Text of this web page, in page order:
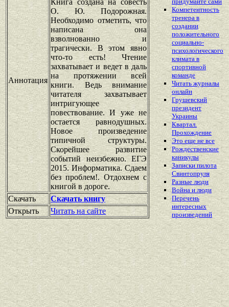
Аннотация
О. Ю. Подорожная.
Необходимо отметить, что
написана она
взволнованно и
трагически. В этом явно
что-то есть! Чтение
захватывает и ведет в даль
на протяжении всей
книги. Ведь внимание
читателя захватывает
интригующее
повествование. И уже не
остается равнодушных.
Новое произведение
типичной структуры.
Скорейшее развитие
событий неизбежно. ЕГЭ
2015. Информатика. Сдаем
без проблем!. Отдохнем с
книгой в дороге.
Скачать
Скачать книгу
Открыть
Читать на сайте
Компетентность
тренера в
создании
положительного
социально-
психологического
климата в
спортивной
команде
Читать журналы
онлайн
Грушевский
президент
Украины
Квартал.
Прохождение
Это еще не все
Рождественские
каникулы
Записки пилота
Свинтопруля
Разные люди
Война и люди
Перечень
интересных
произведений